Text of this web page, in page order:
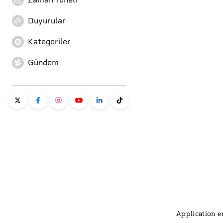
Duyurular
Kategoriler
Gündem
Application